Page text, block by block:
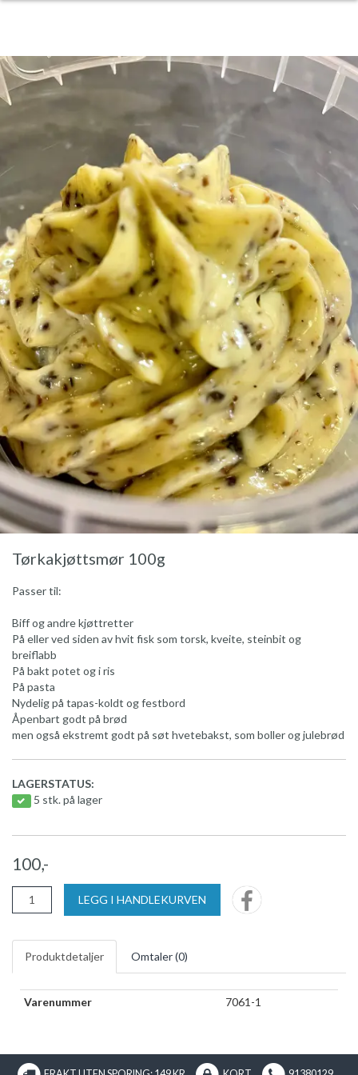
Tørkakjøttsmør 100g
Passer til:
Biff og andre kjøttretter
På eller ved siden av hvit fisk som torsk, kveite, steinbit og
breiflabb
På bakt potet og i ris
På pasta
Nydelig på tapas-koldt og festbord
Åpenbart godt på brød
men også ekstremt godt på søt hvetebakst, som boller og julebrød
LAGERSTATUS:
5 stk. på lager
100,-
LEGG I HANDLEKURVEN
Produktdetaljer Omtaler (0)
Varenummer 7061-1